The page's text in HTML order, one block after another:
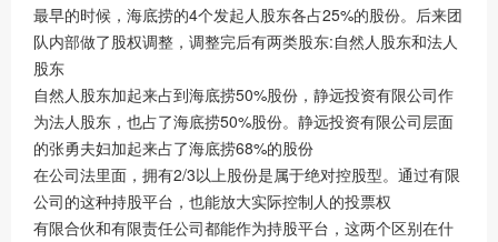
最早的时候，海底捞的4个发起人股东各占25%的股份。后来团
队内部做了股权调整，调整完后有两类股东:自然人股东和法人
股东
自然人股东加起来占到海底捞50%股份，静远投资有限公司作
为法人股东，也占了海底捞50%股份。静远投资有限公司层面
的张勇夫妇加起来占了海底捞68%的股份
在公司法里面，拥有2/3以上股份是属于绝对控股型。通过有限
公司的这种持股平台，也能放大实际控制人的投票权
有限合伙和有限责任公司都能作为持股平台，这两个区别在什